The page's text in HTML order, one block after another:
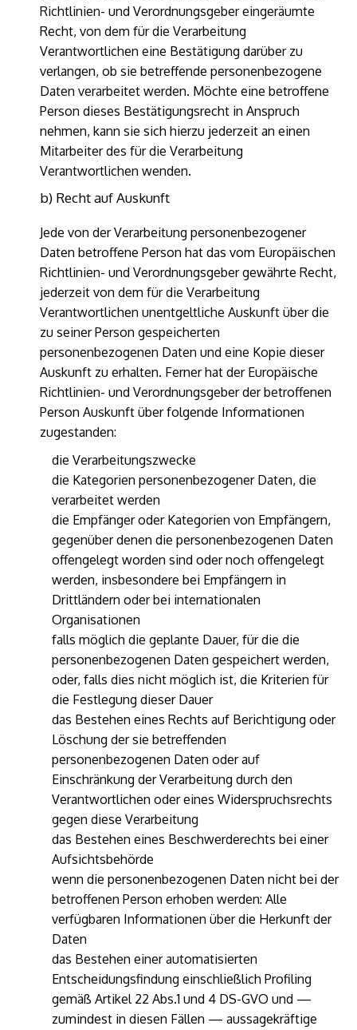
Richtlinien- und Verordnungsgeber eingeräumte
Recht, von dem für die Verarbeitung
Verantwortlichen eine Bestätigung darüber zu
verlangen, ob sie betreffende personenbezogene
Daten verarbeitet werden. Möchte eine betroffene
Person dieses Bestätigungsrecht in Anspruch
nehmen, kann sie sich hierzu jederzeit an einen
Mitarbeiter des für die Verarbeitung
Verantwortlichen wenden.
b) Recht auf Auskunft
Jede von der Verarbeitung personenbezogener
Daten betroffene Person hat das vom Europäischen
Richtlinien- und Verordnungsgeber gewährte Recht,
jederzeit von dem für die Verarbeitung
Verantwortlichen unentgeltliche Auskunft über die
zu seiner Person gespeicherten
personenbezogenen Daten und eine Kopie dieser
Auskunft zu erhalten. Ferner hat der Europäische
Richtlinien- und Verordnungsgeber der betroffenen
Person Auskunft über folgende Informationen
zugestanden:
die Verarbeitungszwecke
die Kategorien personenbezogener Daten, die
verarbeitet werden
die Empfänger oder Kategorien von Empfängern,
gegenüber denen die personenbezogenen Daten
offengelegt worden sind oder noch offengelegt
werden, insbesondere bei Empfängern in
Drittländern oder bei internationalen
Organisationen
falls möglich die geplante Dauer, für die die
personenbezogenen Daten gespeichert werden,
oder, falls dies nicht möglich ist, die Kriterien für
die Festlegung dieser Dauer
das Bestehen eines Rechts auf Berichtigung oder
Löschung der sie betreffenden
personenbezogenen Daten oder auf
Einschränkung der Verarbeitung durch den
Verantwortlichen oder eines Widerspruchsrechts
gegen diese Verarbeitung
das Bestehen eines Beschwerderechts bei einer
Aufsichtsbehörde
wenn die personenbezogenen Daten nicht bei der
betroffenen Person erhoben werden: Alle
verfügbaren Informationen über die Herkunft der
Daten
das Bestehen einer automatisierten
Entscheidungsfindung einschließlich Profiling
gemäß Artikel 22 Abs.1 und 4 DS-GVO und —
zumindest in diesen Fällen — aussagekräftige